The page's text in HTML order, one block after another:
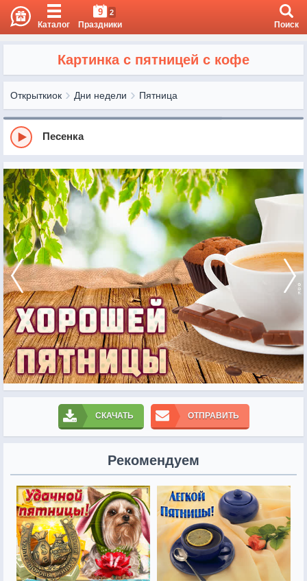
Каталог
9 2
Праздники Поиск
Картинка с пятницей с кофе
Открыткиок Дни недели Пятница
Песенка
СКАЧАТЬ ОТПРАВИТЬ
Рекомендуем